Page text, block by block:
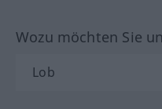
Wozu möchten Sie